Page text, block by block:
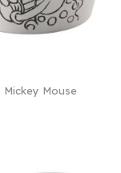
Mouse